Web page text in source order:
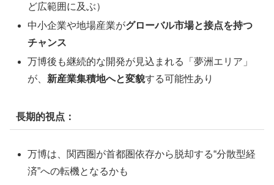
ど広範囲に及ぶ）
中小企業や地場産業がグローバル市場と接点を持つ
チャンス
万博後も継続的な開発が見込まれる「夢洲エリア」
が、 新産業集積地へと変貌する可能性あり
長期的視点：
万博は、関西圏が首都圏依存から脱却する“分散型経
済”への転機となるかも